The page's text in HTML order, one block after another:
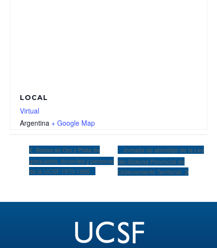
LOCAL
Virtual
Argentina + Google Map
Bodas de Oro y Plata de
graduados, docentes y personal
de la UCSF 1970-1995
Jornada de abordaje de la Ley
del Sistema Provincial de
Ordenamiento Territorial